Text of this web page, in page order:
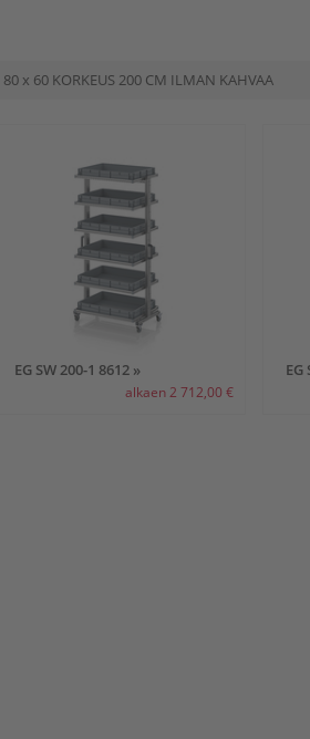
80 x 60 KORKEUS 200 CM ILMAN KAHVAA
EG SW 200-1 8612 »
alkaen 2 712,00 €
EG